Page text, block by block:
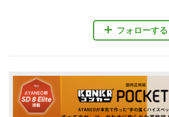
フォローする